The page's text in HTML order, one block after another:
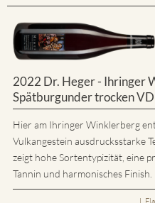
2022 Dr. Heger - Ihringer
Spätburgunder trocken
Hier am Ihringer Winklerberg
Vulkangestein ausdrucksstarke
zeigt hohe Sortentypizität, eine
Tannin und harmonisches Finish.
L